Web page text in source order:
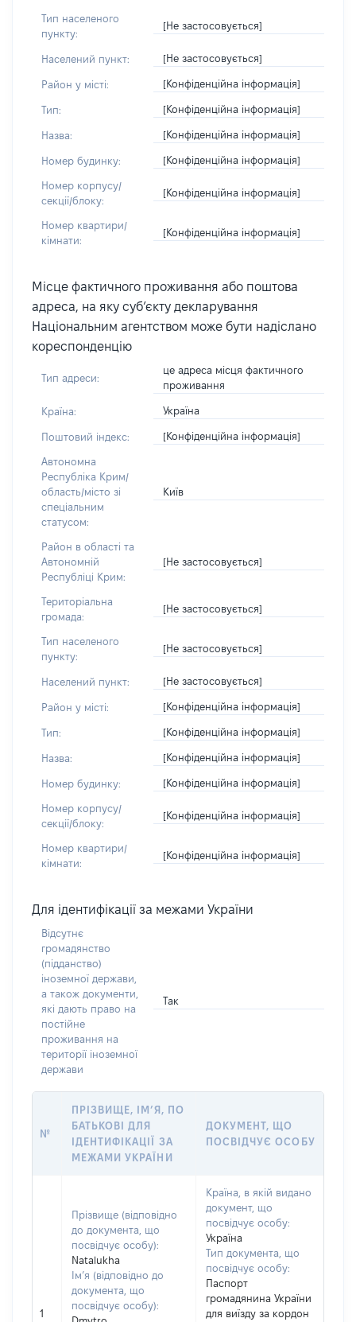
Тип населеного
пункту:
[Не застосовується]
Населений пункт: [Не застосовується]
Район у місті: [Конфіденційна інформація]
Тип: [Конфіденційна інформація]
Назва: [Конфіденційна інформація]
Номер будинку: [Конфіденційна інформація]
Номер корпусу/
секції/блоку:
[Конфіденційна інформація]
Номер квартири/
кімнати:
[Конфіденційна інформація]
Місце фактичного проживання або поштова
адреса, на яку суб’єкту декларування
Національним агентством може бути надіслано
кореспонденцію
Тип адреси:
це адреса місця фактичного
проживання
Країна: Україна
Поштовий індекс: [Конфіденційна інформація]
Автономна
Республіка Крим/
область/місто зі
спеціальним
статусом:
Київ
Район в області та
Автономній
Республіці Крим:
[Не застосовується]
Територіальна
громада:
[Не застосовується]
Тип населеного
пункту:
[Не застосовується]
Населений пункт: [Не застосовується]
Район у місті: [Конфіденційна інформація]
Тип: [Конфіденційна інформація]
Назва: [Конфіденційна інформація]
Номер будинку: [Конфіденційна інформація]
Номер корпусу/
секції/блоку:
[Конфіденційна інформація]
Номер квартири/
кімнати:
[Конфіденційна інформація]
Для ідентифікації за межами України
Відсутнє
громадянство
(підданство)
іноземної держави,
а також документи,
які дають право на
постійне
проживання на
території іноземної
держави
Так
№
ПРІЗВИЩЕ, ІМ’Я, ПО
БАТЬКОВІ ДЛЯ
ІДЕНТИФІКАЦІЇ ЗА
МЕЖАМИ УКРАЇНИ
ДОКУМЕНТ, ЩО
ПОСВІДЧУЄ ОСОБУ
1
Прізвище (відповідно
до документа, що
посвідчує особу):
Natalukha
Ім’я (відповідно до
документа, що
посвідчує особу):
Країна, в якій видано
документ, що
посвідчує особу:
Україна
Тип документа, що
посвідчує особу:
Паспорт
громадянина України
для виїзду за кордон